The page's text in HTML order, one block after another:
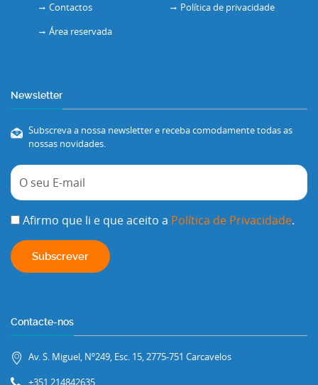
Contactos
Política de privacidade
Área reservada
Newsletter
Subscreva a nossa newsletter e receba comodamente todas as
nossas novidades.
Afirmo que li e que aceito a Política de Privacidade.
Contacte-nos
Av. S. Miguel, Nº249, Esc. 15, 2775-751 Carcavelos
+351 214842635